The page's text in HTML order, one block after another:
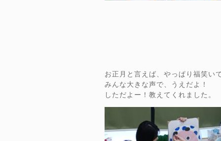
お正月と言えば、やっぱり福笑い
みんな大きな声で、うえだよ！
しただよー！教えてくれました。